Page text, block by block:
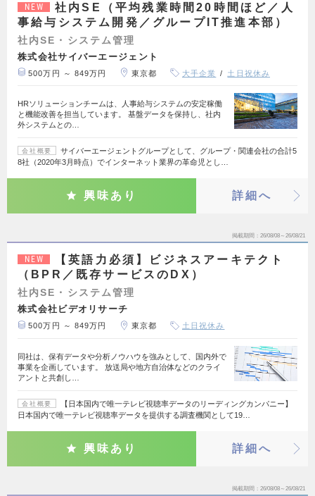
NEW
社内SE（平均残業時間20時間ほど／人
事給与システム開発／グループIT推進本部）
社内SE・システム管理
株式会社サイバーエージェント
500万円 ～ 849万円 東京都 大手企業 土日祝休み
HRソリューションチームは、人事給与システムの安定稼働
と機能改善を担当しています。 基盤データを保持し、社内
外システムとの…
会社概要
サイバーエージェントグループとして、グループ・関連会社の合計5
8社（2020年3月時点）でインターネット業界の革命児とし…
興味あり 詳細へ
掲載期間 26/08/08～26/08/21
NEW
【英語力必須】ビジネスアーキテクト
（BPR／既存サービスのDX）
社内SE・システム管理
株式会社ビデオリサーチ
500万円 ～ 849万円 東京都 土日祝休み
同社は、保有データや分析ノウハウを強みとして、国内外で
事業を企画しています。 放送局や地方自治体などのクライ
アントと共創し…
会社概要
【日本国内で唯一テレビ視聴率データのリーディングカンパニー】
日本国内で唯一テレビ視聴率データを提供する調査機関として19…
興味あり 詳細へ
掲載期間 26/08/08～26/08/21